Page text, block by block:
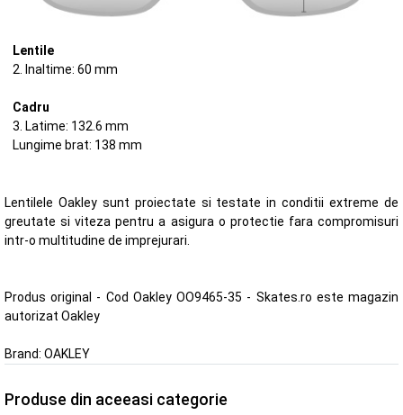
Lentile
2. Inaltime: 60 mm
Cadru
3. Latime: 132.6 mm
Lungime brat: 138 mm
Lentilele Oakley sunt proiectate si testate in conditii extreme de
greutate si viteza pentru a asigura o protectie fara compromisuri
intr-o multitudine de imprejurari.
Produs original - Cod Oakley OO9465-35 - Skates.ro este magazin
autorizat Oakley
Brand: OAKLEY
Produse din aceeasi categorie